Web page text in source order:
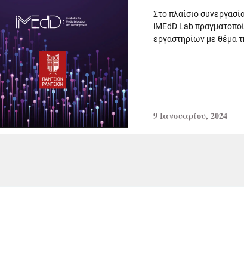
Στο πλαίσιο
iMEdD Lab
εργαστηρίων με θέμα
9 Ιανουαρίου, 2024